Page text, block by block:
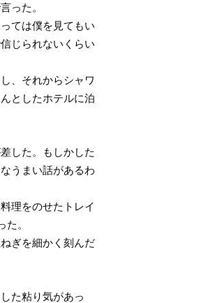
った。
ては僕を見てもい
じられないくらい
、それからシャワ
としたホテルに泊
した。もしかした
うまい話があるわ
理をのせたトレイ
。
ぎを細かく刻んだ
た粘り気があっ